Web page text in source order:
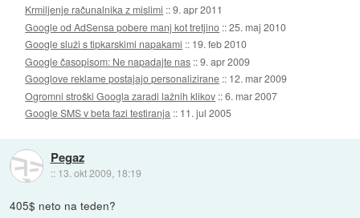
Krmiljenje računalnika z mislimi ::9. apr 2011
Google od AdSensa pobere manj kot tretjino ::25. maj 2010
Google služi s tipkarskimi napakami :: 19. feb 2010
Google časopisom: Ne napadajte nas ::9. apr 2009
Googlove reklame postajajo personalizirane :: 12. mar 2009
Ogromni stroški Googla zaradi lažnih klikov ::6. mar 2007
Google SMS v beta fazi testiranja :: 11. jul 2005
Pegaz
:: 13. okt 2009, 18:19
405$ neto na teden?